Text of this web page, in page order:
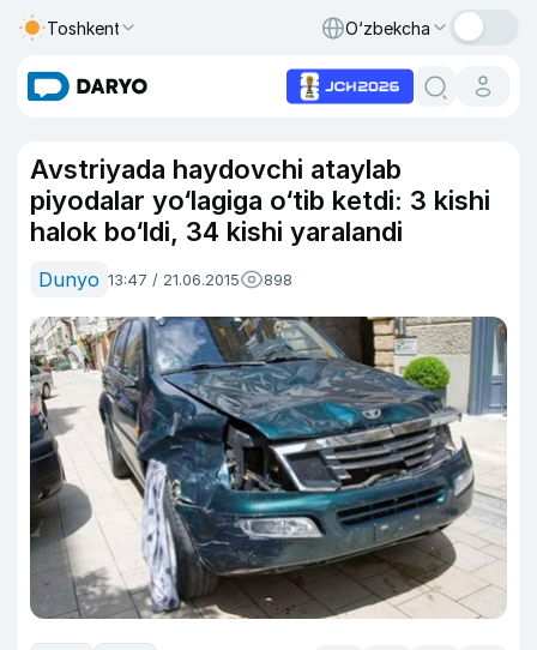
Toshkent O‘zbekcha
Avstriyada haydovchi ataylab
piyodalar yo‘lagiga o‘tib ketdi: 3 kishi
halok bo‘ldi, 34 kishi yaralandi
Dunyo 13:47 / 21.06.2015 898